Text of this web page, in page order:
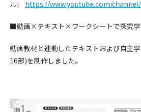
ル」 https://www.youtube.com/
■動画×テキスト×ワークシートで探究学
動画教材と連動したテキストおよび自主
16部)を制作しました。